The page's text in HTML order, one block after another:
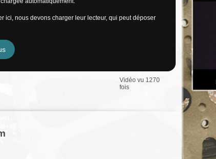
ici, nous devons charger leur lecteur, qui peut déposer
Vidéo vu 1270
fois